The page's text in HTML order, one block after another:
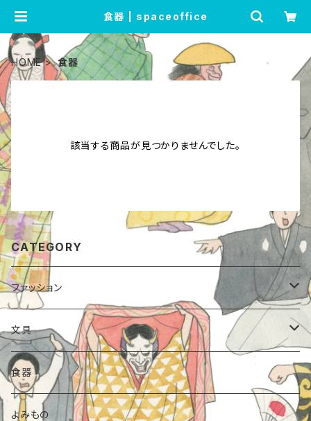
食器 | spaceoffice
HOME 食器
該当する商品が見つかりませんでした。
CATEGORY
ファッション
Tシャツ
トートバッグ
ランチトート
ポーチ
文具
クリアファイル
ポストカード
食器
よみもの